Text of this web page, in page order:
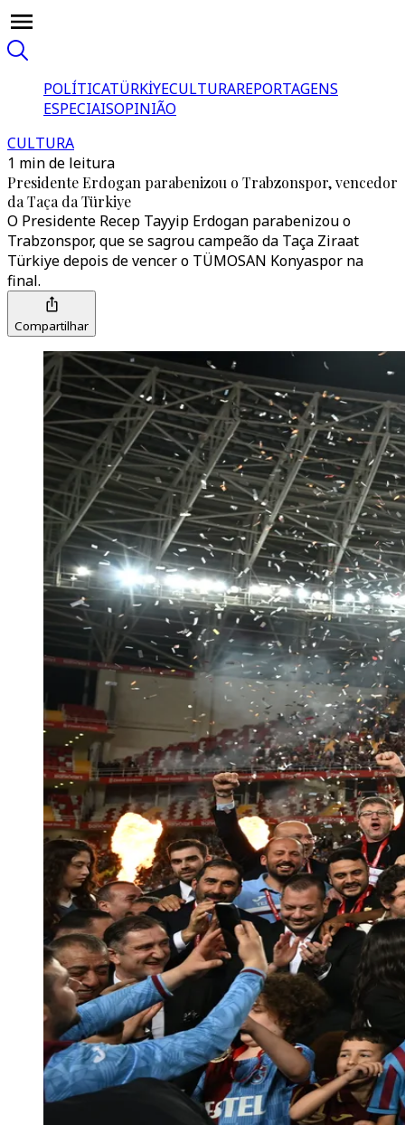
POLÍTICATÜRKİYECULTURAREPORTAGENS
ESPECIAISOPINIÃO
CULTURA
1 min de leitura
Presidente Erdogan parabenizou o Trabzonspor, vencedor
da Taça da Türkiye
O Presidente Recep Tayyip Erdogan parabenizou o
Trabzonspor, que se sagrou campeão da Taça Ziraat
Türkiye depois de vencer o TÜMOSAN Konyaspor na
final.
Compartilhar